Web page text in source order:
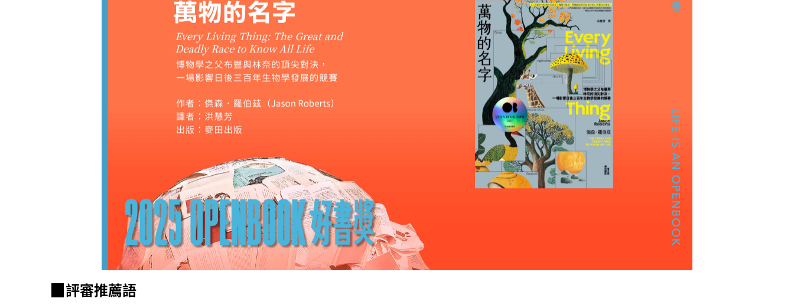
▉評審推薦語